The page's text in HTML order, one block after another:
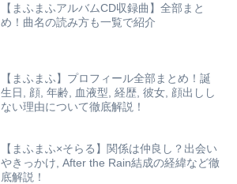
【まふまふアルバムCD収録曲】全部まと
め！曲名の読み方も一覧で紹介
【まふまふ】プロフィール全部まとめ！誕
生日, 顔, 年齢, 血液型, 経歴, 彼女, 顔出しし
ない理由について徹底解説！
【まふまふ×そらる】関係は仲良し？出会い
やきっかけ, After the Rain結成の経緯など徹
底解説！